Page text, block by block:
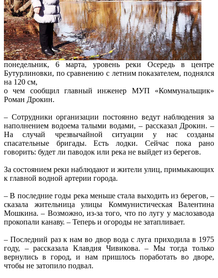
понедельник, 6 марта, уровень реки Осередь в центре
Бутурлиновки, по сравнению с летним показателем, поднялся
на 120 см,
о чем сообщил главный инженер МУП «Коммунальщик»
Роман Дрокин.
– Сотрудники организации постоянно ведут наблюдения за
наполнением водоема талыми водами, – рассказал Дрокин. –
На случай чрезвычайной ситуации у нас созданы
спасательные бригады. Есть лодки. Сейчас пока рано
говорить: будет ли паводок или река не выйдет из берегов.
За состоянием реки наблюдают и жители улиц, примыкающих
к главной водной артерии города.
– В последние годы река меньше стала выходить из берегов, –
сказала жительница улицы Коммунистическая Валентина
Мошкина. – Возможно, из-за того, что по лугу у маслозавода
прокопали канаву. – Теперь и огороды не затапливает.
– Последний раз к нам во двор вода с луга приходила в 1975
году, – рассказала Клавдия Чивикова. – Мы тогда только
вернулись в город, и нам пришлось поработать во дворе,
чтобы не затопило подвал.